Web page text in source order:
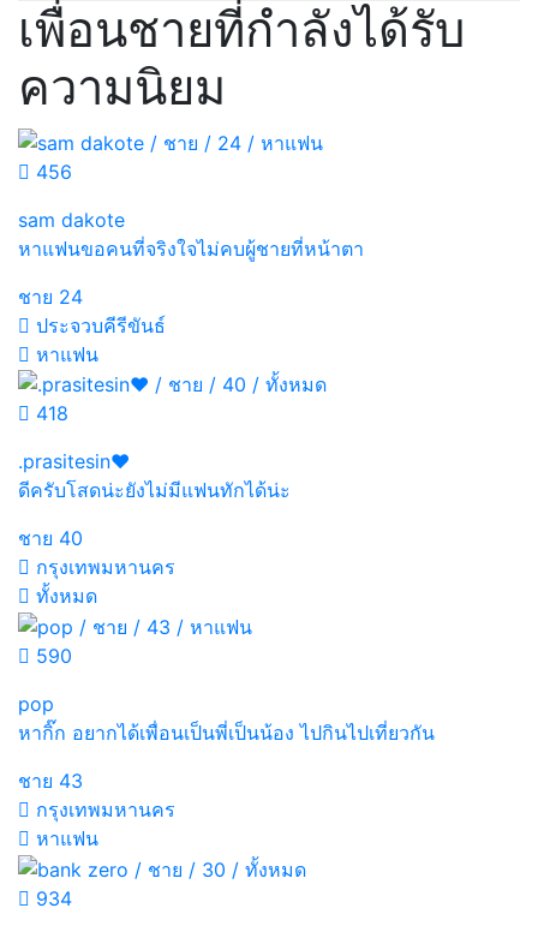
เพื่อนชายที่กำลังได้รับ
ความนิยม
456
sam dakote
หาแฟนขอคนที่จริงใจไม่คบผู้ชายที่หน้าตา
ชาย 24
ประจวบคีรีขันธ์
หาแฟน
418
.prasitesin❤️
ดีครับโสดน่ะยังไม่มีแฟนทักได้น่ะ
ชาย 40
กรุงเทพมหานคร
ทั้งหมด
590
pop
หากิ๊ก อยากได้เพื่อนเป็นพี่เป็นน้อง ไปกินไปเที่ยวกัน
ชาย 43
กรุงเทพมหานคร
หาแฟน
934